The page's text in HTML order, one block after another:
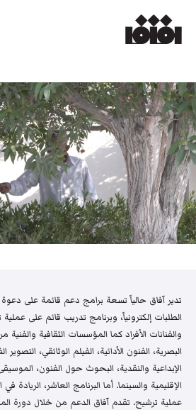
تدير آفاق حالياً تسعة برامج دعم قائمة على
الطلبات إلكترونياً، وبرنامج تدريب قائم على
والفنانات الأفراد كما المؤسسات الثقافية والفنية
البصرية، الفنون الأدائية، الفيلم الوثائقي، التصوير
الإبداعية والنقدية، البحوث حول الفنون،
الإقليمية والسينما. أما البرنامج العاشر، الريادة
عملية ترشيح. تقدم آفاق الدعم من خلال دورة